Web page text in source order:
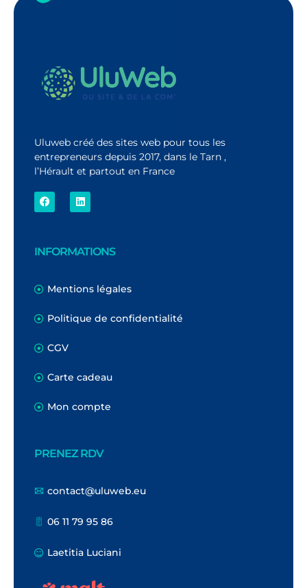
Uluweb créé des sites web pour tous les
entrepreneurs depuis 2017, dans le Tarn ,
l’Hérault et partout en France
INFORMATIONS
Mentions légales
Politique de confidentialité
CGV
Carte cadeau
Mon compte
PRENEZ RDV
contact@uluweb.eu
06 11 79 95 86
Laetitia Luciani